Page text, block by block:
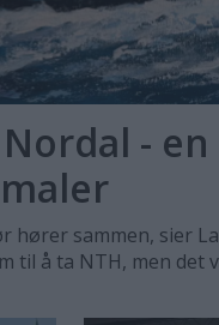
Nordal -
hører sammen, sier
til å ta NTH, men det